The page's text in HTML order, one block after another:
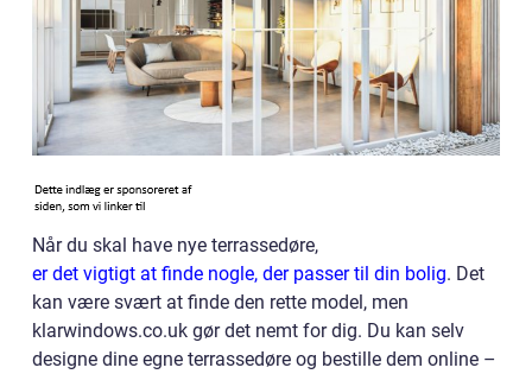
Når du skal have nye terrassedøre,
er det vigtigt at finde nogle, der passer til din bolig. Det
kan være svært at finde den rette model, men
klarwindows.co.uk gør det nemt for dig. Du kan selv
designe dine egne terrassedøre og bestille dem online –